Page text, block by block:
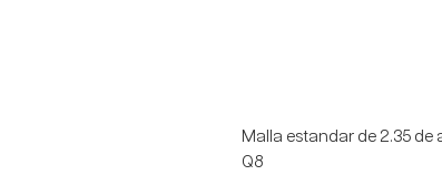
Malla estandar de 2.35 de
Q8